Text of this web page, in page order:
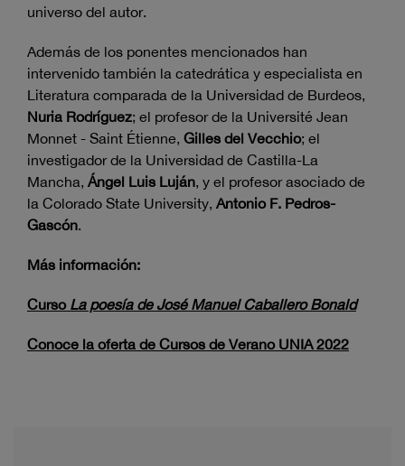
universo del autor.
Además de los ponentes mencionados han
intervenido también la catedrática y especialista en
Literatura comparada de la Universidad de Burdeos,
Nuria Rodríguez; el profesor de la Université Jean
Monnet - Saint Étienne, Gilles del Vecchio; el
investigador de la Universidad de Castilla-La
Mancha, Ángel Luis Luján, y el profesor asociado de
la Colorado State University, Antonio F. Pedros-
Gascón.
Más información:
Curso La poesía de José Manuel Caballero Bonald
Conoce la oferta de Cursos de Verano UNIA 2022